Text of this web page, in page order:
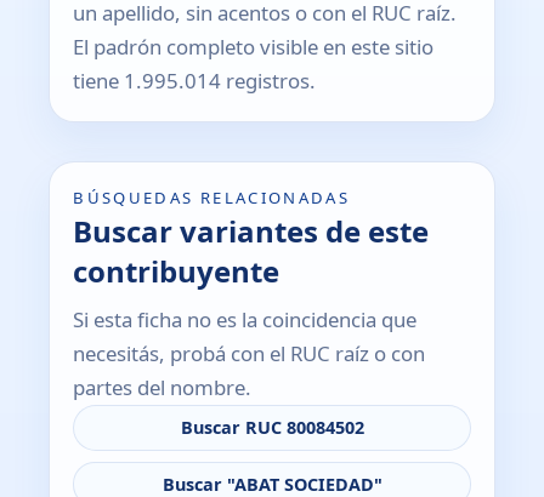
un apellido, sin acentos o con el RUC raíz.
El padrón completo visible en este sitio
tiene 1.995.014 registros.
BÚSQUEDAS RELACIONADAS
Buscar variantes de este
contribuyente
Si esta ficha no es la coincidencia que
necesitás, probá con el RUC raíz o con
partes del nombre.
Buscar RUC 80084502
Buscar "ABAT SOCIEDAD"